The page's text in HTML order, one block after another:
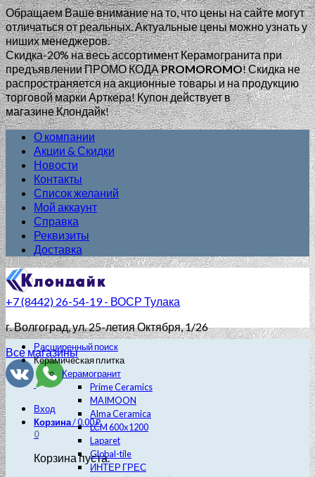
Обращаем Ваше внимание на то, что цены на сайте могут
отличаться от реальных. Актуальные цены можно узнать у
ниших менеджеров.
Скидка-20% на весь ассортимент Керамогранита при
предъявлении ПРОМО КОДАPROMOROMO!Скидка не
распространяется на акционные товары и на продукцию
торговой марки Арткера! Купон действует в
магазине Клондайк!
О компании
Акции & Скидки
Новости
Контакты
Список желаний
Мой аккаунт
Справка
Реквизиты
Доставка
+7 (8442) 26-54-19 - ВОСР Тулака
г. Волгоград, ул. 25-летия Октября, 1/26
Все магазины
Вход
Корзина/0.00₽
0
Корзина пуста.
Расширенный поиск
Керамическая плитка
Керамогранит
Prime Ceramics
MAIMOON
Alma Ceramica
LCM 600х1200
Laparet
Global-tile
ИНТЕР ГРЕС